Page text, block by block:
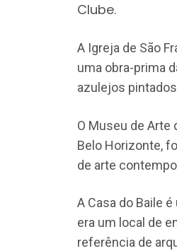
Clube.
A Igreja de São
uma obra-prima
azulejos
O Museu de Arte
Belo Horizonte,
de arte
A Casa do Baile
era um local de
referência de